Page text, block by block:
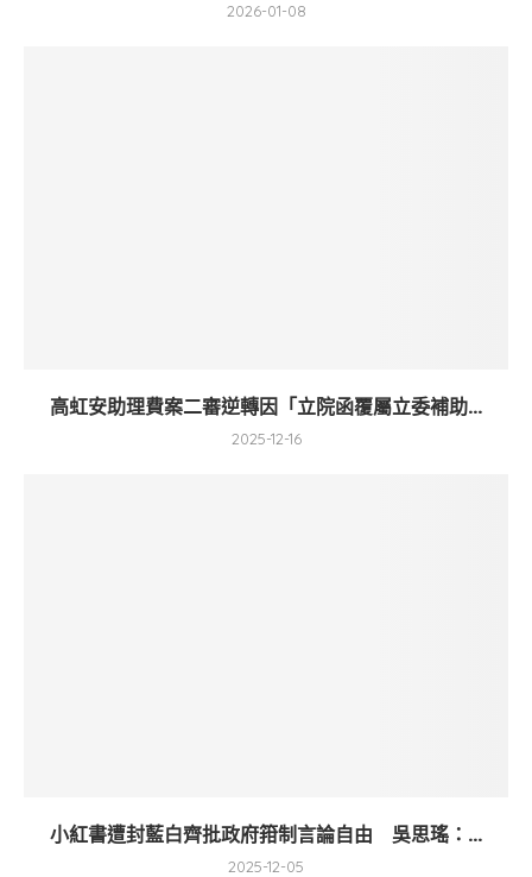
2026-01-08
高虹安助理費案二審逆轉因「立院函覆屬立委補助...
2025-12-16
小紅書遭封藍白齊批政府箝制言論自由 吳思瑤：...
2025-12-05